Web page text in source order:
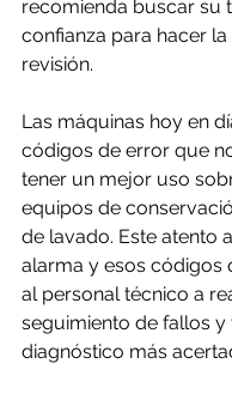
recomienda buscar su
confianza para hacer
revisión.
Las máquinas hoy en
códigos de error que
tener un mejor uso
equipos de
de lavado. Este atento
alarma y esos códigos
al personal técnico a
seguimiento de fallos y
diagnóstico más